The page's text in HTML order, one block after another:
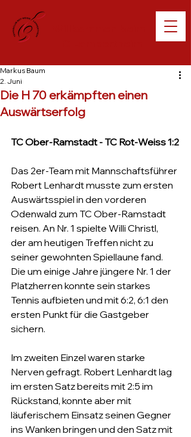
Die H 70 erkämpften einen
Auswärtserfolg
Markus Baum
2. Juni
TC Ober-Ramstadt - TC Rot-Weiss 1:2
Das 2er-Team mit Mannschaftsführer
Robert Lenhardt musste zum ersten
Auswärtsspiel in den vorderen
Odenwald zum TC Ober-Ramstadt
reisen. An Nr. 1 spielte Willi Christl,
der am heutigen Treffen nicht zu
seiner gewohnten Spiellaune fand.
Die um einige Jahre jüngere Nr. 1 der
Platzherren konnte sein starkes
Tennis aufbieten und mit 6:2, 6:1 den
ersten Punkt für die Gastgeber
sichern.
Im zweiten Einzel waren starke
Nerven gefragt. Robert Lenhardt lag
im ersten Satz bereits mit 2:5 im
Rückstand, konnte aber mit
läuferischem Einsatz seinen Gegner
ins Wanken bringen und den Satz mit